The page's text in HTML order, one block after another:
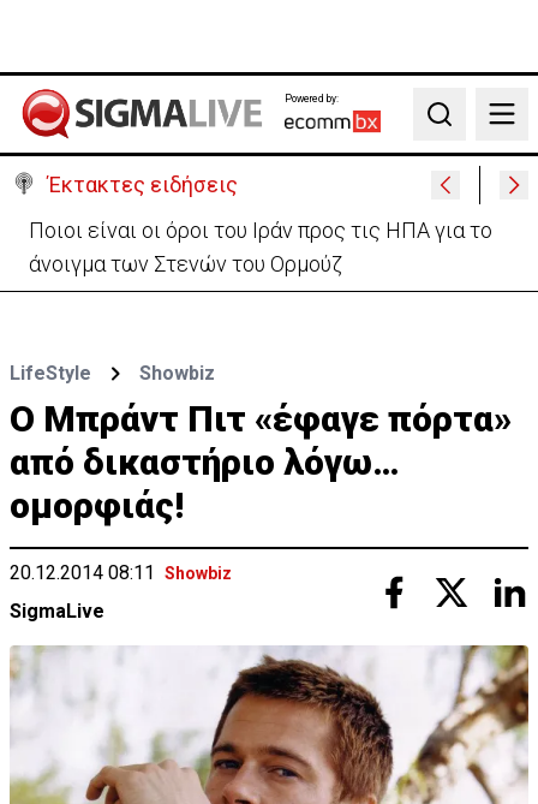
Powered by:
Search
Έκτακτες ειδήσεις
Υψηλές οι θερμοκρασίες με αυξημένη υγρασία
-«Στα παράλια είναι δύσκολα»
LifeStyle Showbiz
Ο Μπράντ Πιτ «έφαγε πόρτα»
από δικαστήριο λόγω…
ομορφιάς!
20.12.2014 08:11 Showbiz
SigmaLive